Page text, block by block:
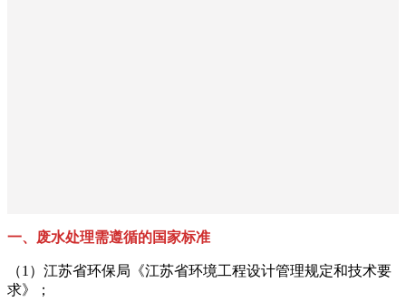
一、废水处理需遵循的国家标准
（1）江苏省环保局《江苏省环境工程设计管理规定和技术要
求》；